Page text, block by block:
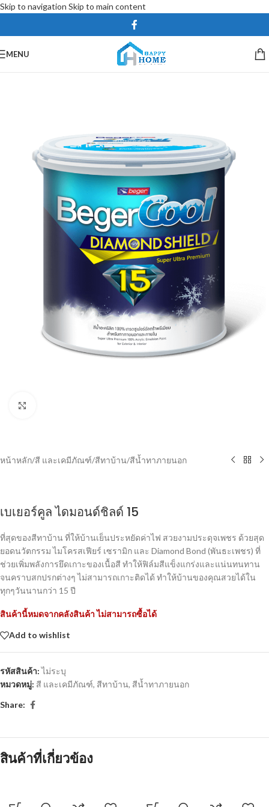
Skip to navigation Skip to main content
MENU
หน้าหลัก/สี และเคมีภัณฑ์/สีทาบ้าน/สีน้ำทาภายนอก
เบเยอร์คูล ไดมอนด์ชิลด์ 15
ที่สุดของสีทาบ้าน ที่ให้บ้านเย็นประหยัดค่าไฟ สวยงามประดุจเพชร ด้วยสุด
ยอดนวัตกรรม ไมโครสเฟียร์ เซรามิก และ Diamond Bond (พันธะเพชร) ที่
ช่วยเพิ่มพลังการยึดเกาะของเนื้อสี ทำให้ฟิล์มสีแข็งแกร่งและแน่นทนทาน
จนคราบสกปรกต่างๆ ไม่สามารถเกาะติดได้ ทำให้บ้านของคุณสวยได้ใน
ทุกๆวันนานกว่า 15 ปี
สินค้านี้หมดจากคลังสินค้า ไม่สามารถซื้อได้
Add to wishlist
รหัสสินค้า:ไม่ระบุ
หมวดหมู่: สี และเคมีภัณฑ์, สีทาบ้าน, สีน้ำทาภายนอก
Share:
สินค้าที่เกี่ยวข้อง